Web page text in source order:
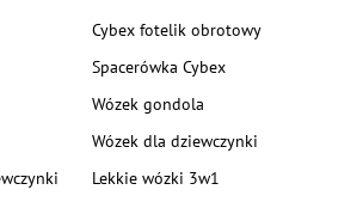
Cybex fotelik obrotowy
Spacerówka Cybex
Wózek gondola
Wózek dla dziewczynki
Lekkie wózki 3w1